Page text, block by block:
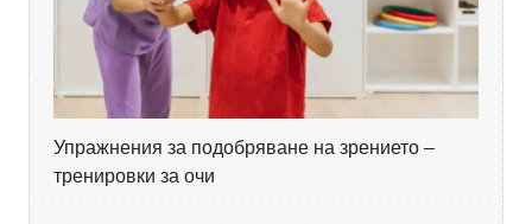
Упражнения за подобряване на зрението –
тренировки за очи